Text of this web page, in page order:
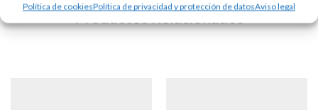
Política de cookiesPolítica de privacidad y protección de datosAviso legal
Productos Relacionados